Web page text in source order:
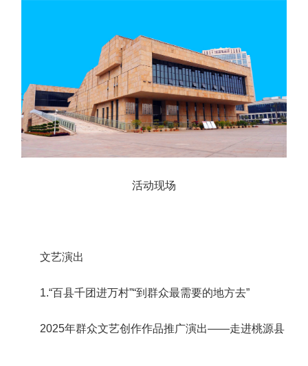
活动现场
文艺演出
1.“百县千团进万村”“到群众最需要的地方去”
2025年群众文艺创作作品推广演出——走进桃源县